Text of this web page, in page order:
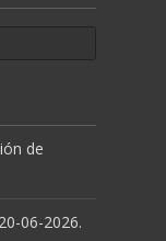
de
06-2026.